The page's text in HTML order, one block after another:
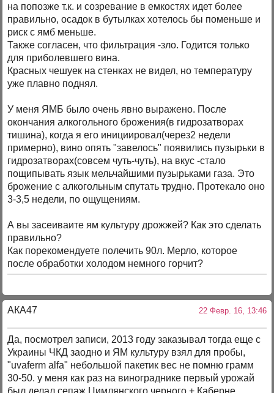
на попозже т.к. и созревание в емкостях идет более
правильно, осадок в бутылках хотелось бы поменьше и
риск с ямб меньше.
Также согласен, что фильтрация -зло. Годится только
для приболевшего вина.
Красных чешуек на стенках не видел, но температуру
уже плавно поднял.
У меня ЯМБ было очень явно выражено. После
окончания алкогольного брожения(в гидрозатворах
тишина), когда я его инициировал(через2 недели
примерно), вино опять "завелось" появились пузырьки в
гидрозатворах(совсем чуть-чуть), на вкус -стало
пощипывать язык мельчайшими пузырьками газа. Это
брожение с алкогольным спутать трудно. Протекало оно
3-3,5 недели, по ощущениям.
А вы засеиваите ям культуру дрожжей? Как это сделать
правильно?
Как порекомендуете полечить 90л. Мерло, которое
после обработки холодом немного горчит?
АКА47 22 Февр. 16, 13:46
Да, посмотрел записи, 2013 году заказывал тогда еще с
Украины ЧКД заодно и ЯМ культуру взял для пробы,
"uvaferm alfa" небольшой пакетик вес не помню грамм
30-50. у меня как раз на винограднике первый урожай
был делал сепаж Цимлянского черного + Каберне.